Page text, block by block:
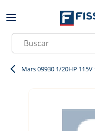
Skip to main content
Site Search
Mars 09930 1/20HP 115V